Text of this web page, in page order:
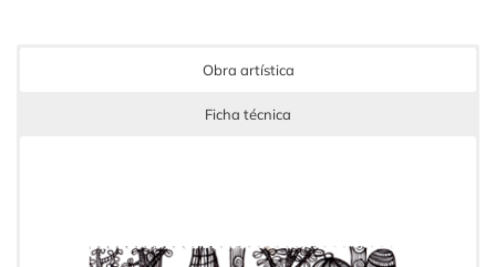
Obra artística
Ficha técnica